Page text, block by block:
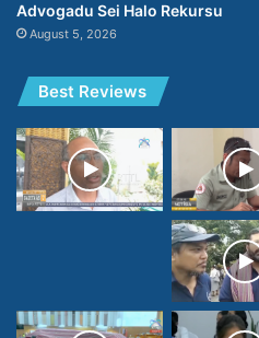
Advogadu Sei Halo Rekursu
August 5, 2026
Best Reviews